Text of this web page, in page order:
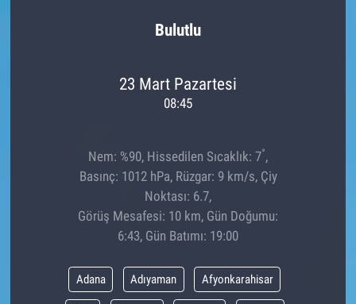
Bulutlu
23 Mart Pazartesi
08:45
Nem: %90, Hissedilen Sıcaklık: 7°,
Basınç: 1012 hPa, Rüzgar: 9 km/s, Çiy
Noktası: 6.7,
Görüş Mesafesi: 10 km, Gün Doğumu:
6:43, Gün Batımı: 19:00
Adana Adıyaman Afyonkarahisar